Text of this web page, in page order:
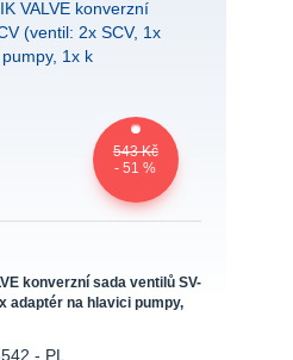
543 Kč
- 51 %
konverzní sada ventilů SV-
adaptér na hlavici pumpy,
- PL